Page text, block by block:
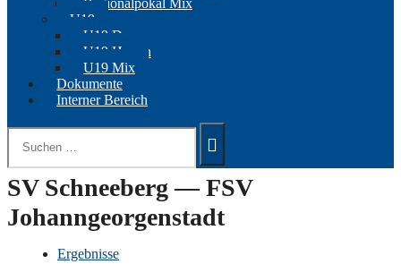
Regionalpokal Mix
U19
U19 Damen
U19 Herren
U19 Mix
Dokumente
Interner Bereich
Suchen
nach:
SV Schneeberg — FSV
Johanngeorgenstadt
Ergebnisse